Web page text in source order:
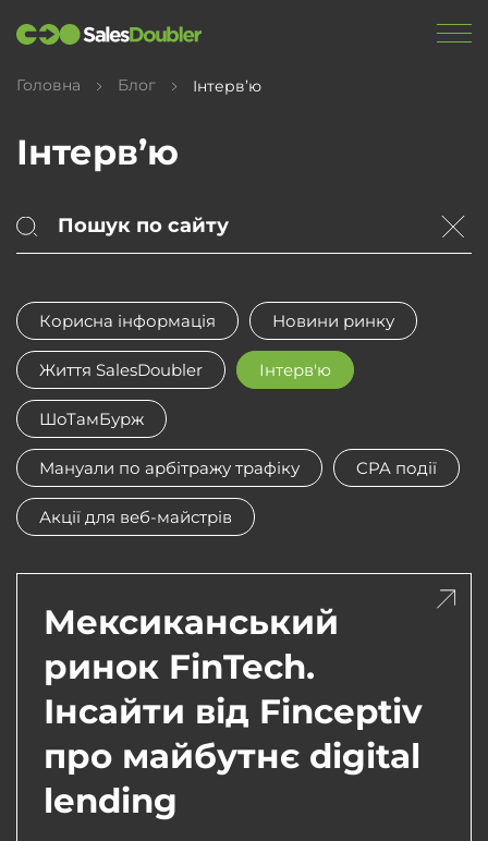
Головна Блог Інтерв’ю
Інтерв’ю
Корисна інформація Новини ринку
Життя SalesDoubler Інтерв'ю
ШоТамБурж
Мануали по арбітражу трафіку CPA події
Акції для веб-майстрів
Мексиканський
ринок FinTech.
Інсайти від Finceptiv
про майбутнє digital
lending